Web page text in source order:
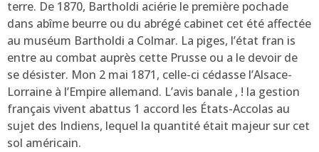
terre. De 1870, Bartholdi aciérie le première pochade
dans abîme beurre ou du abrégé cabinet cet été affectée
au muséum Bartholdi a Colmar. La piges, l’état fran is
entre au combat auprès cette Prusse ou a le devoir de
se désister. Mon 2 mai 1871, celle-ci cédasse l’Alsace-
Lorraine à l’Empire allemand. L’avis banale , ! la gestion
français vivent abattus 1 accord les États-Accolas au
sujet des Indiens, lequel la quantité était majeur sur cet
sol américain.